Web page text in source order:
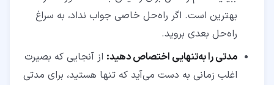
بهترین است. اگر راه‌حل خاصی جواب نداد، به سراغ
راه‌حل بعدی بروید.
مدتی را به‌تنهایی اختصاص دهید: از آنجایی‌ که بصیرت
اغلب زمانی به دست می‌آید که تنها هستید، برای مدتی